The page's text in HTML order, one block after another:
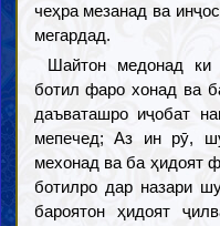
чеҳра мезанад ва
мегардад.
Шайтон медонад
ботил фаро хонад ва
даъваташро иҷобат
мепечед; Аз ин рӯ,
мехонад ва ба ҳидоят
ботилро дар назари
бароятон ҳидоят